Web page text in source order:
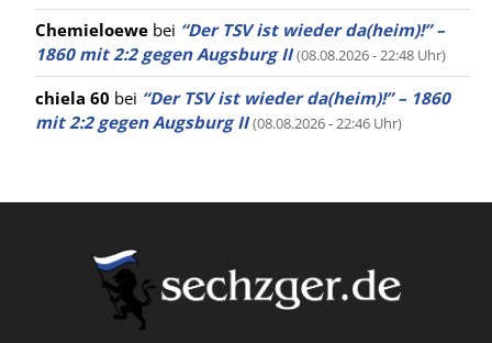
Chemieloewe bei “Der TSV ist wieder da(heim)!” –
1860 mit 2:2 gegen Augsburg II (08.08.2026 - 22:48 Uhr)
chiela 60 bei “Der TSV ist wieder da(heim)!” – 1860
mit 2:2 gegen Augsburg II (08.08.2026 - 22:46 Uhr)